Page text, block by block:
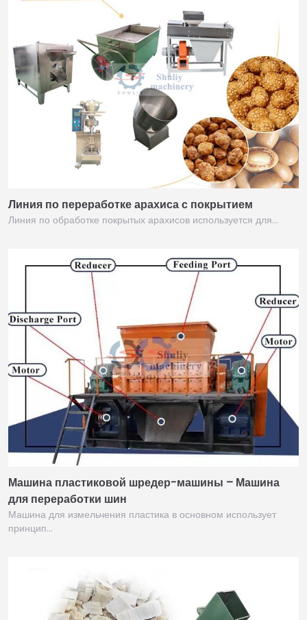
Линия по переработке арахиса с покрытием
Линия по обработке покрытых арахисов используется для…
Машина пластиковой шредер-машины – Машина
для переработки шин
Машина для измельчения пластика в основном использует
принцип…